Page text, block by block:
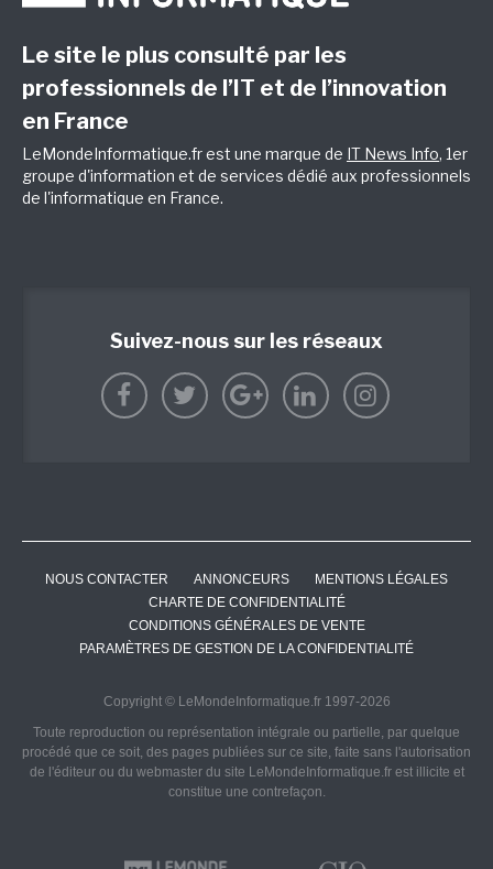
Le site le plus consulté par les
professionnels de l’IT et de l’innovation
en France
LeMondeInformatique.fr est une marque de IT News Info, 1er
groupe d'information et de services dédié aux professionnels
de l'informatique en France.
Suivez-nous sur les réseaux
NOUS CONTACTER ANNONCEURS
MENTIONS LÉGALES
CHARTE DE CONFIDENTIALITÉ
CONDITIONS GÉNÉRALES DE VENTE
PARAMÈTRES DE GESTION DE LA CONFIDENTIALITÉ
Copyright © LeMondeInformatique.fr 1997-2026
Toute reproduction ou représentation intégrale ou partielle, par quelque
procédé que ce soit, des pages publiées sur ce site, faite sans l'autorisation
de l'éditeur ou du webmaster du site LeMondeInformatique.fr est illicite et
constitue une contrefaçon.